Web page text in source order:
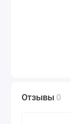
Отзывы 0